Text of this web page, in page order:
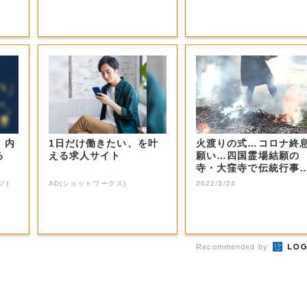
内
)
1日だけ働きたい、を叶
える求人サイト
AD(ショットワークス)
火渡りの式…コロナ終
願い…四国霊場結願の
寺・大窪寺で伝統行事
「柴灯大護摩供養」...
2022/3/24
Recommended by